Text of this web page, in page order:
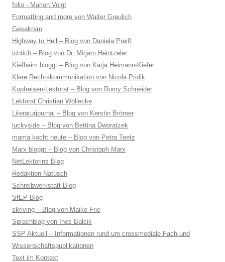
folio · Marion Voigt
Formatting and more von Walter Greulich
Gesakram
Highway to Hell – Blog von Daniela Preiß
ichtich – Blog von Dr. Mirjam Heintzeler
Kiefheim bloggt – Blog von Katja Heimann-Kiefer
Klare Rechtskommunikation von Nicola Pridik
Kopfreisen-Lektorat – Blog von Romy Schneider
Lektorat Christian Wöllecke
Literaturjournal – Blog von Kerstin Brömer
luckyside – Blog von Bettina Dworatzek
mama kocht heute – Blog von Petra Teetz
Marx bloggt – Blog von Christoph Marx
NetLektorins Blog
Redaktion Natusch
Schreibwerkstatt-Blog
SfEP-Blog
skriving – Blog von Maike Frie
Sprachblog von Ines Balcik
SSP Aktuell – Informationen rund um crossmediale Fach-und
Wissenschaftspublikationen
Text im Kontext